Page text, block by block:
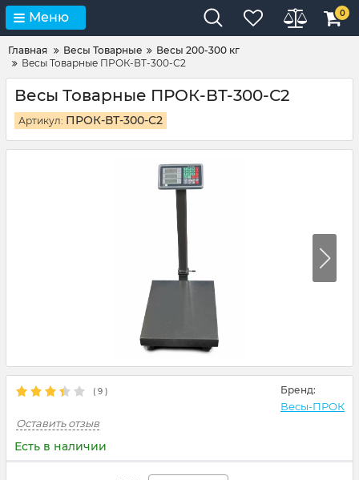
Меню 0
Главная Весы Товарные
Весы 200-300 кг
Весы Товарные ПРОК-ВТ-300-С2
Весы Товарные ПРОК-ВТ-300-С2
Артикул: ПРОК-ВТ-300-С2
( 9 ) Бренд:
Весы-ПРОК
Оставить отзыв
Есть в наличии